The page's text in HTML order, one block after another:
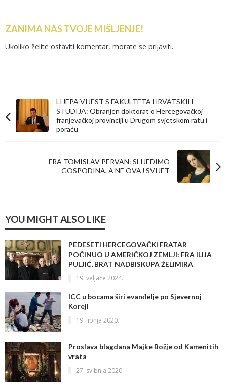
ZANIMA NAS TVOJE MIŠLJENJE!
Ukoliko želite ostaviti komentar, morate se prijaviti.
LIJEPA VIJEST S FAKULTETA HRVATSKIH
STUDIJA: Obranjen doktorat o Hercegovačkoj
franjevačkoj provinciji u Drugom svjetskom ratu i
poraću
FRA TOMISLAV PERVAN: SLIJEDIMO
GOSPODINA, A NE OVAJ SVIJET
YOU MIGHT ALSO LIKE
PEDESETI HERCEGOVAČKI FRATAR
POČINUO U AMERIČKOJ ZEMLJI: FRA ILIJA
PULJIĆ, BRAT NADBISKUPA ŽELIMIRA
19. veljače 2024.
ICC u bocama širi evanđelje po Sjevernoj
Koreji
19. lipnja 2020.
Proslava blagdana Majke Božje od Kamenitih
vrata
27. svibnja 2020.